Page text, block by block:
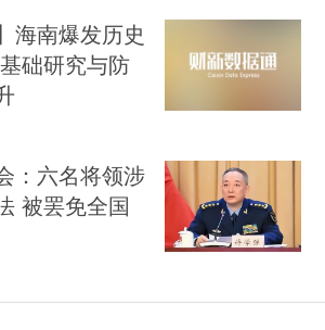
海南爆发历史
础研究与防
：六名将领涉
被罢免全国